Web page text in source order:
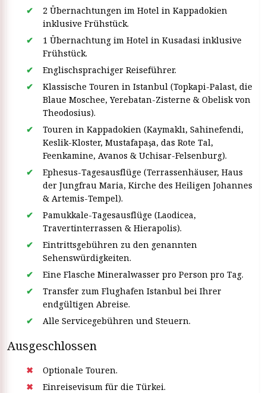
2 Übernachtungen im Hotel in Kappadokien
inklusive Frühstück.
1 Übernachtung im Hotel in Kusadasi inklusive
Frühstück.
Englischsprachiger Reiseführer.
Klassische Touren in Istanbul (Topkapi-Palast, die
Blaue Moschee, Yerebatan-Zisterne & Obelisk von
Theodosius).
Touren in Kappadokien (Kaymaklı, Sahinefendi,
Keslik-Kloster, Mustafapaşa, das Rote Tal,
Feenkamine, Avanos & Uchisar-Felsenburg).
Ephesus-Tagesausflüge (Terrassenhäuser, Haus
der Jungfrau Maria, Kirche des Heiligen Johannes
& Artemis-Tempel).
Pamukkale-Tagesausflüge (Laodicea,
Travertinterrassen & Hierapolis).
Eintrittsgebühren zu den genannten
Sehenswürdigkeiten.
Eine Flasche Mineralwasser pro Person pro Tag.
Transfer zum Flughafen Istanbul bei Ihrer
endgültigen Abreise.
Alle Servicegebühren und Steuern.
Ausgeschlossen
Optionale Touren.
Einreisevisum für die Türkei.